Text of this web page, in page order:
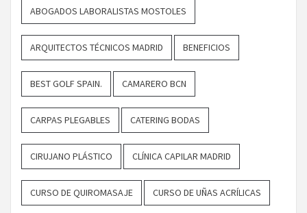
ABOGADOS LABORALISTAS MOSTOLES
ARQUITECTOS TÉCNICOS MADRID BENEFICIOS
BEST GOLF SPAIN. CAMARERO BCN
CARPAS PLEGABLES CATERING BODAS
CIRUJANO PLÁSTICO CLÍNICA CAPILAR MADRID
CURSO DE QUIROMASAJE CURSO DE UÑAS ACRÍLICAS